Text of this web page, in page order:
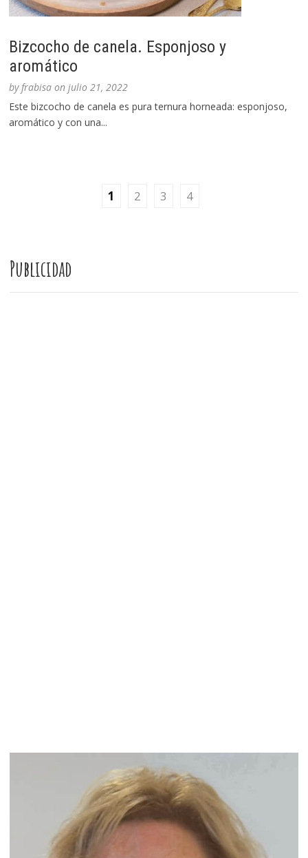
Bizcocho de canela. Esponjoso y
aromático
byfrabisa onjulio 21, 2022
Este bizcocho de canela es pura ternura horneada: esponjoso,
aromático y con una...
1 2 3 4
Publicidad